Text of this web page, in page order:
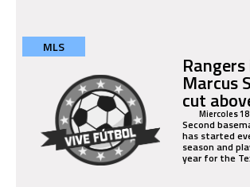
MLS
Marcus
cutMiercoles
Second
has started
season and
year for the